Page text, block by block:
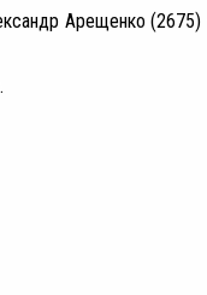
Арещенко (2675)